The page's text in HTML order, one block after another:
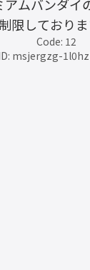
アムバンダイ
制限しておりま
Code: 12
msjergzg-